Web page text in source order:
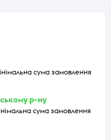
сума замовлення
р-ну
сума замовлення